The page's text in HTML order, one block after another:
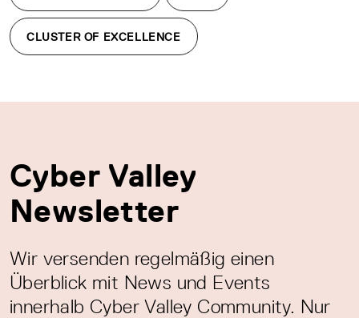
CLUSTER OF EXCELLENCE
Cyber Valley
Newsletter
Wir versenden regelmäßig einen
Überblick mit News und Events
innerhalb Cyber Valley Community. Nur